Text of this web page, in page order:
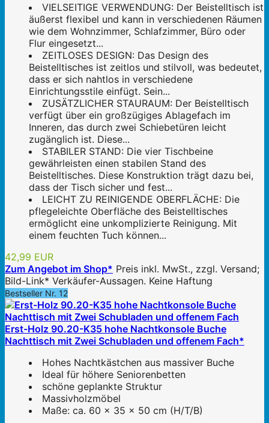
VIELSEITIGE VERWENDUNG: Der Beistelltisch ist
äußerst flexibel und kann in verschiedenen Räumen
wie dem Wohnzimmer, Schlafzimmer, Büro oder
Flur eingesetzt...
ZEITLOSES DESIGN: Das Design des
Beistelltisches ist zeitlos und stilvoll, was bedeutet,
dass er sich nahtlos in verschiedene
Einrichtungsstile einfügt. Sein...
ZUSÄTZLICHER STAURAUM: Der Beistelltisch
verfügt über ein großzügiges Ablagefach im
Inneren, das durch zwei Schiebetüren leicht
zugänglich ist. Diese...
STABILER STAND: Die vier Tischbeine
gewährleisten einen stabilen Stand des
Beistelltisches. Diese Konstruktion trägt dazu bei,
dass der Tisch sicher und fest...
LEICHT ZU REINIGENDE OBERFLÄCHE: Die
pflegeleichte Oberfläche des Beistelltisches
ermöglicht eine unkomplizierte Reinigung. Mit
einem feuchten Tuch können...
42,99 EUR
Zum Angebot im Shop* Preis inkl. MwSt., zzgl. Versand;
Bild-Link* Verkäufer-Aussagen. Keine Haftung
Bestseller Nr. 12
Erst-Holz 90.20-K35 hohe Nachtkonsole Buche
Nachttisch mit Zwei Schubladen und offenem Fach*
Hohes Nachtkästchen aus massiver Buche
Ideal für höhere Seniorenbetten
schöne geplankte Struktur
Massivholzmöbel
Maße: ca. 60 x 35 x 50 cm (H/T/B)